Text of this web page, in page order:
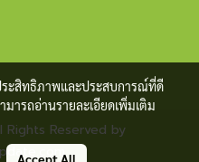
Rights Reserved by
ระสิทธิภาพและประสบการณ์ที่ดี
มารถอ่านรายละเอียดเพิ่มเติม
Accept All